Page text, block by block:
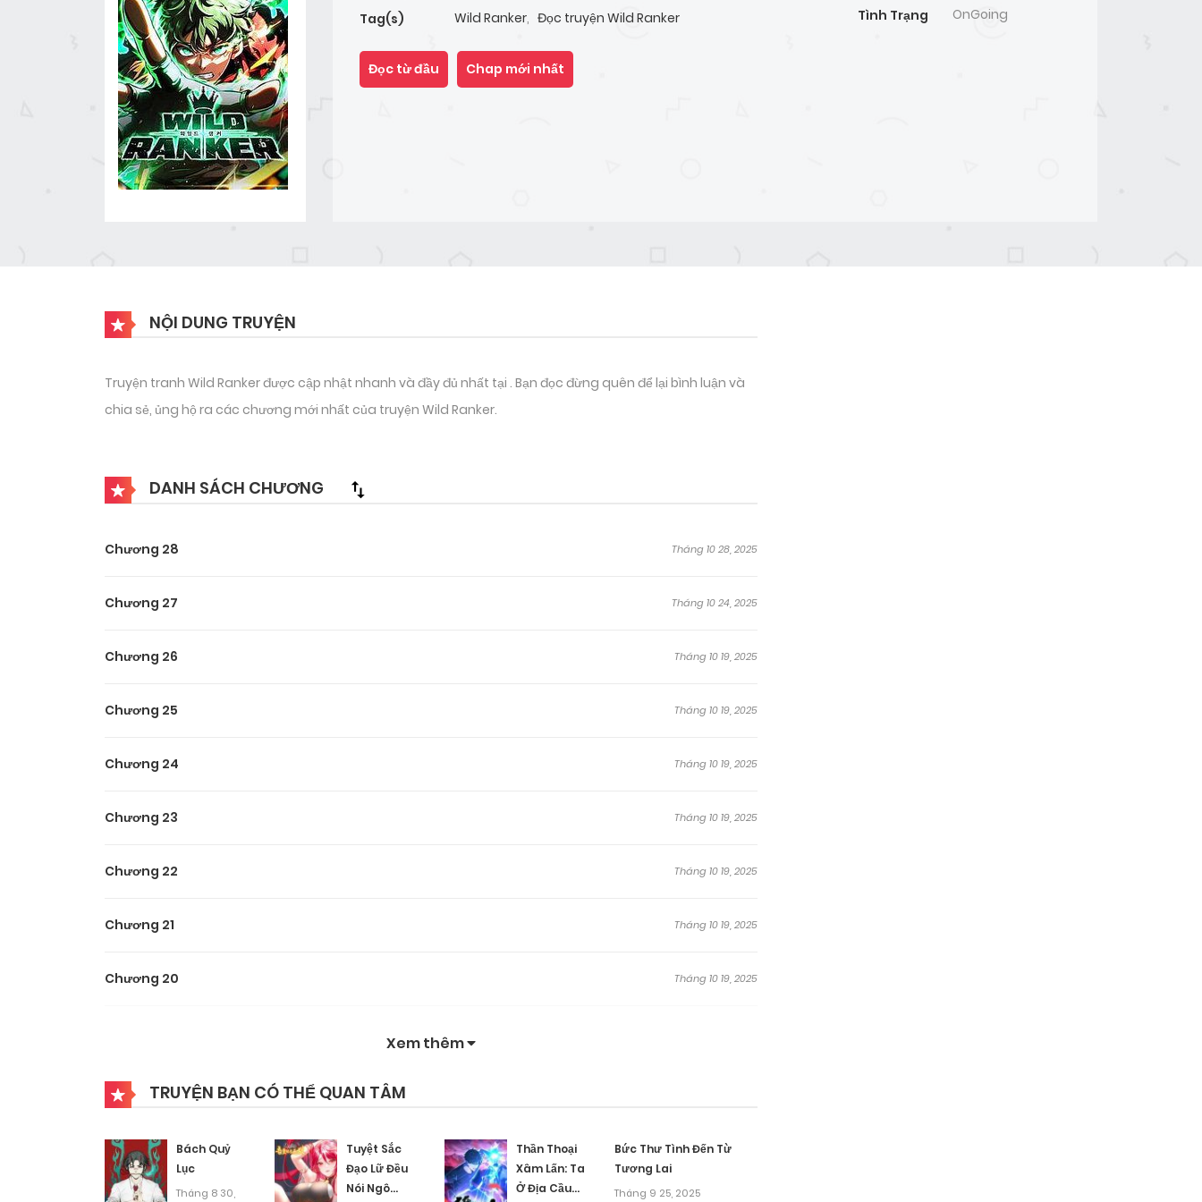
Tag(s)
Wild Ranker, Đọc truyện Wild Ranker Tình Trạng OnGoing
Đọc từ đầu Chap mới nhất
NỘI DUNG TRUYỆN
Truyện tranh Wild Ranker được cập nhật nhanh và đầy đủ nhất tại . Bạn đọc đừng quên để lại bình luận và
chia sẻ, ủng hộ ra các chương mới nhất của truyện Wild Ranker.
DANH SÁCH CHƯƠNG
Chương 28 Tháng 10 28, 2025
Chương 27 Tháng 10 24, 2025
Chương 26 Tháng 10 19, 2025
Chương 25 Tháng 10 19, 2025
Chương 24 Tháng 10 19, 2025
Chương 23 Tháng 10 19, 2025
Chương 22 Tháng 10 19, 2025
Chương 21 Tháng 10 19, 2025
Chương 20 Tháng 10 19, 2025
Chương 18
Chương 17
Chương 16 Tháng 10 19, 2025
Xem thêm
TRUYỆN BẠN CÓ THỂ QUAN TÂM
Bách Quỷ
Lục
Tháng 8 30,
Tuyệt Sắc
Đạo Lữ Đều
Nói Ngô
Thần Thoại
Xâm Lấn: Ta
Ở Địa Cầu
Bức Thư Tình Đến Từ
Tương Lai
Tháng 9 25, 2025